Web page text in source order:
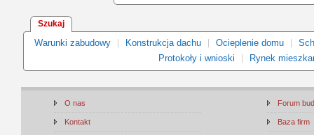
Szukaj
Warunki zabudowy Konstrukcja dachu Ocieplenie domu
Protokoły i wnioski
Rynek
O nas
Kontakt
Forum
Baza firm